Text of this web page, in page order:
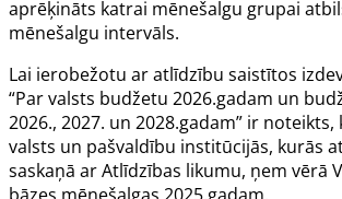
aprēķināts katrai mēnešalgu grupai
mēnešalgu intervāls.
Lai ierobežotu ar atlīdzību saistītos
“Par valsts budžetu 2026.gadam un
2026., 2027. un 2028.gadam” ir noteikts,
valsts un pašvaldību institūcijās, kurās
saskaņā ar Atlīdzības likumu, ņem vērā